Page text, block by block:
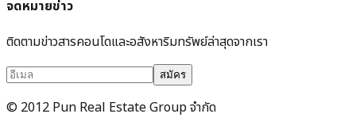
จดหมายข่าว
ติดตามข่าวสารคอนโดและอสังหาริมทรัพย์ล่าสุดจากเรา
สมัคร
© 2012 Pun Real Estate Group จำกัด